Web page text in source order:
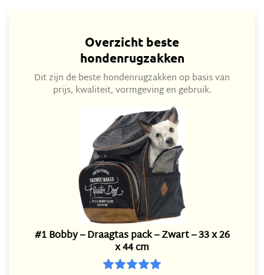
Overzicht beste
hondenrugzakken
Dit zijn de beste hondenrugzakken op basis van
prijs, kwaliteit, vormgeving en gebruik.
#1 Bobby – Draagtas pack – Zwart – 33 x 26
x 44 cm